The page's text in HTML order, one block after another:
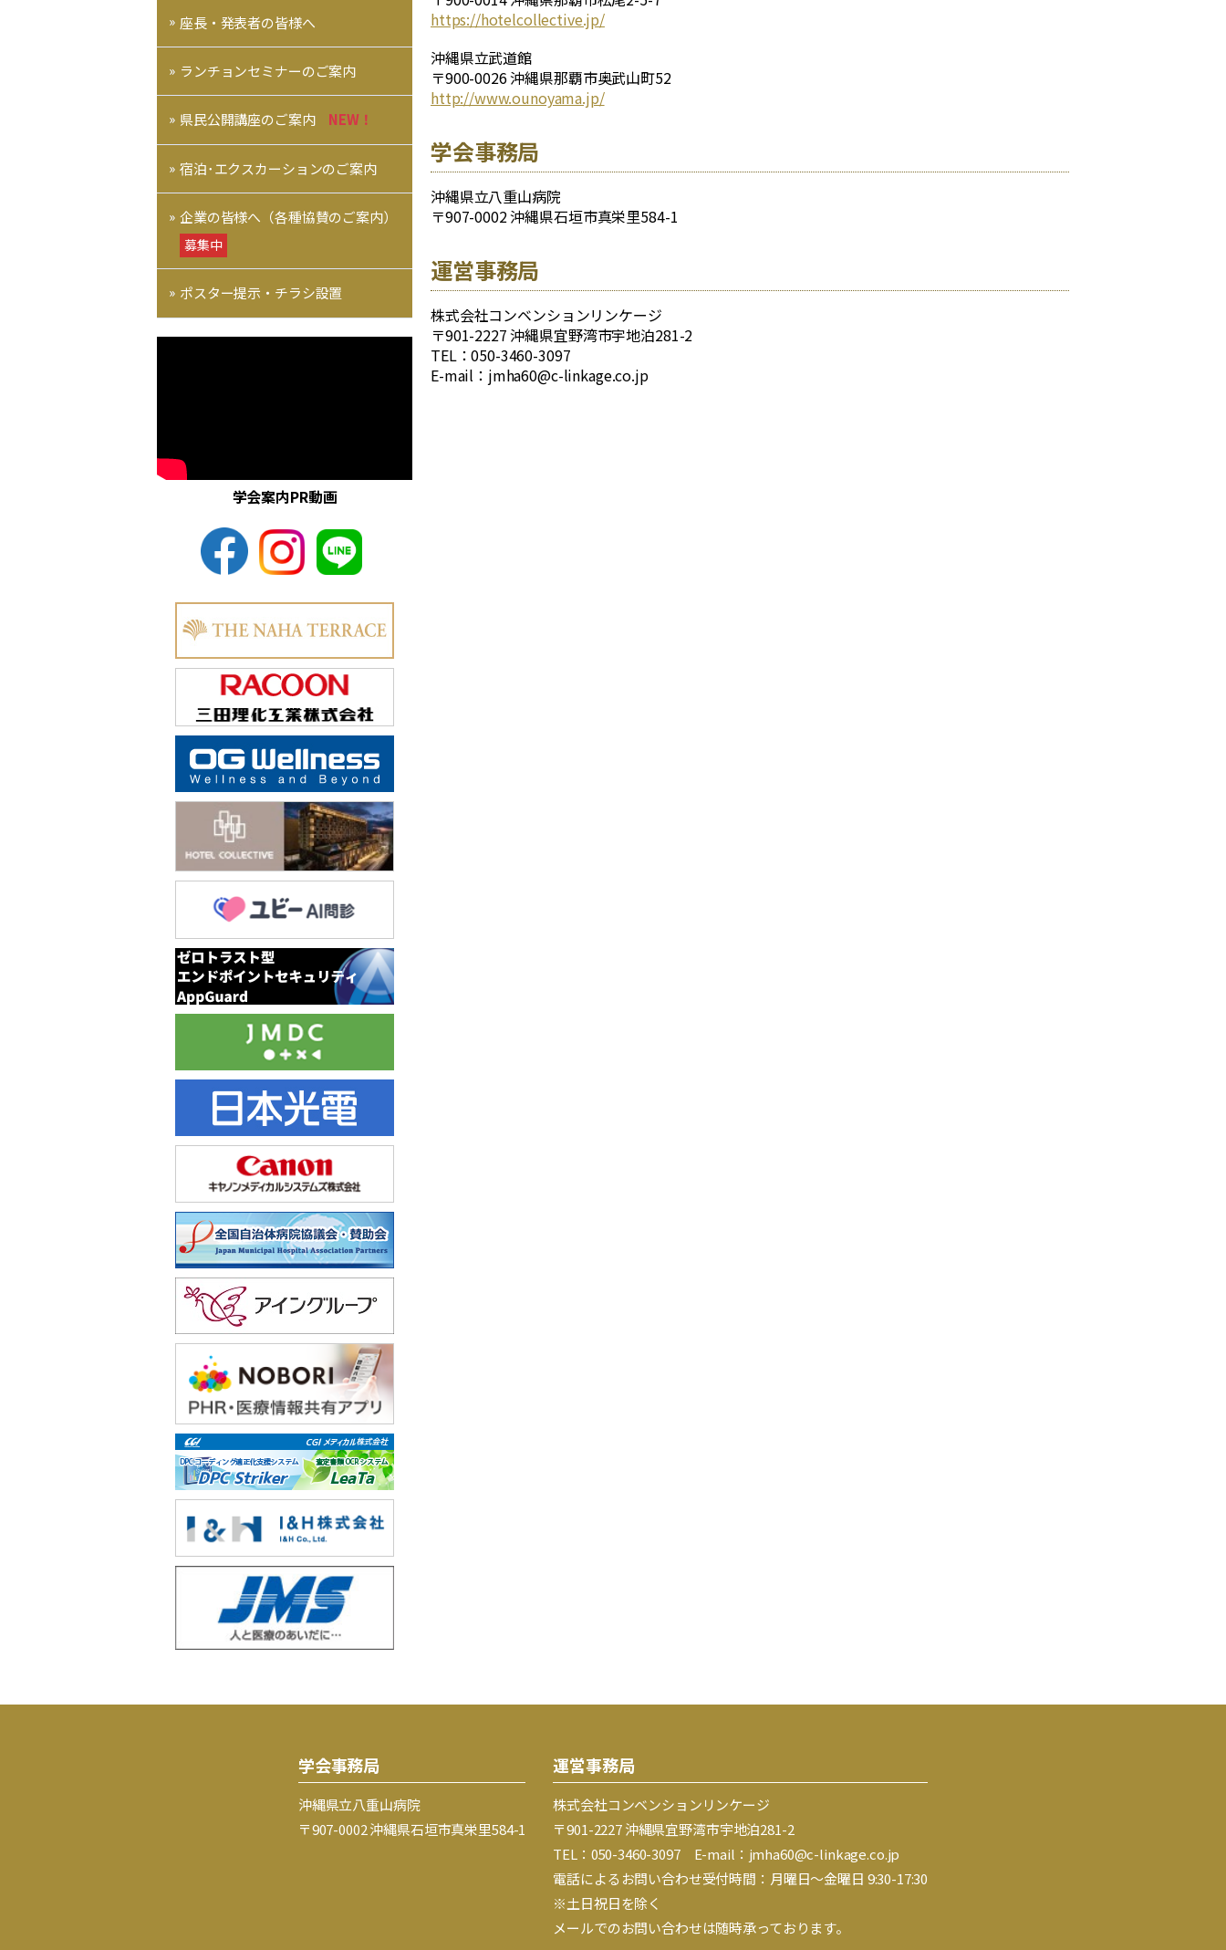
https://hotelcollective.jp/
沖縄県立武道館
〒900-0026 沖縄県那覇市奥武山町52
http://www.ounoyama.jp/
学会事務局
沖縄県立八重山病院
〒907-0002 沖縄県石垣市真栄里584-1
運営事務局
株式会社コンベンションリンケージ
〒901-2227 沖縄県宜野湾市宇地泊281-2
TEL：050-3460-3097
E-mail：jmha60@c-linkage.co.jp
座長・発表者の皆様へ
ランチョンセミナーのご案内
県民公開講座のご案内 NEW！
宿泊･エクスカーションのご案内
企業の皆様へ（各種協賛のご案内）
募集中
ポスター提示・チラシ設置
学会案内PR動画
学会事務局
沖縄県立八重山病院
〒907-0002 沖縄県石垣市真栄里584-1
運営事務局
株式会社コンベンションリンケージ
〒901-2227 沖縄県宜野湾市宇地泊281-2
TEL：050-3460-3097 E-mail：jmha60@c-linkage.co.jp
電話によるお問い合わせ受付時間：月曜日～金曜日 9:30-17:30
※土日祝日を除く
メールでのお問い合わせは随時承っております。